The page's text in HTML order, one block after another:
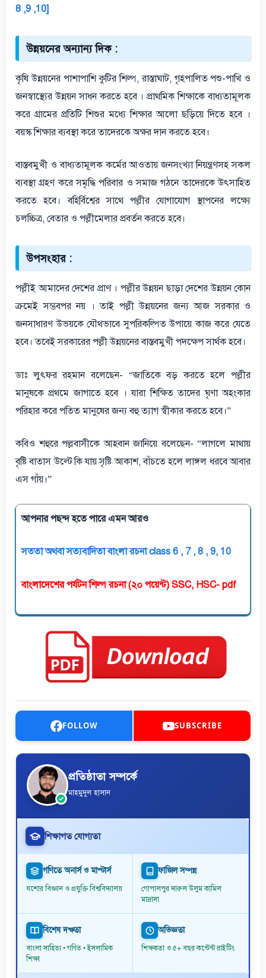
8 ,9 ,10]
উন্নয়নের অন্যান্য দিক :
কৃষি উন্নয়নের পাশাপাশি কুটির শিল্প, রাস্তাঘাট, গৃহপালিত পশু-পাখি ও
জনস্বাস্থ্যের উন্নয়ন সাধন করতে হবে । প্রাথমিক শিক্ষাকে বাধ্যতামূলক
করে গ্রামের প্রতিটি শিশুর মধ্যে শিক্ষার আলো ছড়িয়ে দিতে হবে ।
বয়স্ক শিক্ষার ব্যবস্থা করে তাদেরকে অক্ষর দান করতে হবে।
বাস্তবমুখী ও বাধ্যতামূলক কর্মের আওতায় জনসংখ্যা নিয়ন্ত্রণসহ সকল
ব্যবস্থা গ্রহণ করে সমৃদ্ধি পরিবার ও সমাজ গঠনে তাদেরকে উৎসাহিত
করতে হবে। বহির্বিশ্বের সাথে পল্লীর যোগাযোগ স্থাপনের লক্ষ্যে
চলচ্চিত্র, বেতার ও পল্লীমেলার প্রবর্তন করতে হবে।
উপসংহার :
পল্লীই আমাদের দেশের প্রাণ । পল্লীর উন্নয়ন ছাড়া দেশের উন্নয়ন কোন
ক্রমেই সম্ভবপর নয় । তাই পল্লী উন্নয়নের জন্য আজ সরকার ও
জনসাধারণ উভয়কে যৌথভাবে সুপরিকল্পিত উপায়ে কাজ করে যেতে
হবে। তবেই সরকারের পল্লী উন্নয়নের বাস্তবমুখী পদক্ষেপ সার্থক হবে।
ডাঃ লুৎফর রহমান বলেছেন- “জাতিকে বড় করতে হলে পল্লীর
মানুষকে প্রথমে জাগাতে হবে । যারা শিক্ষিত তাদের ঘৃণা অহংকার
পরিহার করে পতিত মানুষের জন্য বহু ত্যাগ স্বীকার করতে হবে।”
কবিও শহুরে পল্লবাসীকে আহবান জানিয়ে বলেছেন- “লাগলে মাথায়
বৃষ্টি বাতাস উল্টে কি যায় সৃষ্টি আকাশ, বাঁচতে হলে লাঙ্গল ধরবে আবার
এস গাঁয়।”
আপনার পছন্দ হতে পারে এমন আরও
সততা অথবা সত্যবাদিতা বাংলা রচনা class 6 , 7 , 8 , 9, 10
বাংলাদেশের পর্যটন শিল্প রচনা (২০ পয়েন্ট) SSC, HSC- pdf
FOLLOW SUBSCRIBE
প্রতিষ্ঠাতা সম্পর্কে
মাহমুদুল হাসান
শিক্ষাগত যোগ্যতা
গণিতে অনার্স ও মাস্টার্স
যশোর বিজ্ঞান ও প্রযুক্তি বিশ্ববিদ্যালয়
ফাজিল সম্পন্ন
গোপালপুর দারুল উলুম কামিল
মাদ্রাসা
বিশেষ দক্ষতা
বাংলা সাহিত্য • গণিত • ইসলামিক
শিক্ষা
অভিজ্ঞতা
শিক্ষকতা ও ৫+ বছর কন্টেন্ট রাইটিং